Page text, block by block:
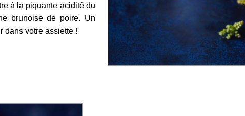
à la piquante acidité du
brunoise de poire. Un
dans votre assiette !